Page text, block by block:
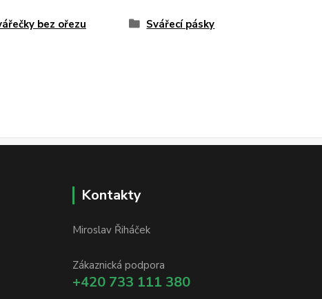
bez ořezu Svářecí pásky
Kontakty
Miroslav Řiháček
Zákaznická podpora
+420 733 111 380